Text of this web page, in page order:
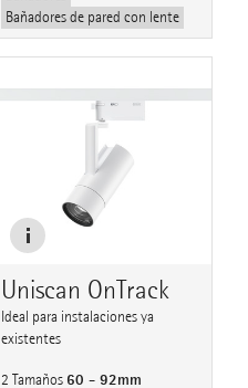
Bañadores de pared con lente
Uniscan OnTrack
Ideal para instalaciones ya
existentes
2 Tamaños 60 - 92mm